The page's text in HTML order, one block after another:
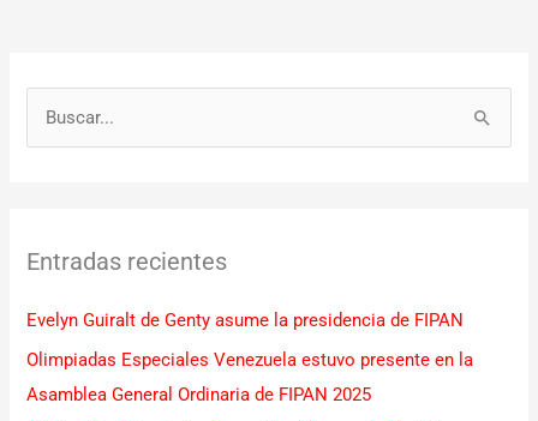
a
p
o
r
Entradas recientes
Evelyn Guiralt de Genty asume la presidencia de FIPAN
Olimpiadas Especiales Venezuela estuvo presente en la
Asamblea General Ordinaria de FIPAN 2025